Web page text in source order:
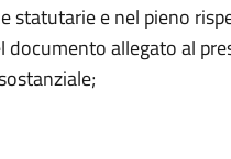
statutarie e nel pieno
documento allegato al